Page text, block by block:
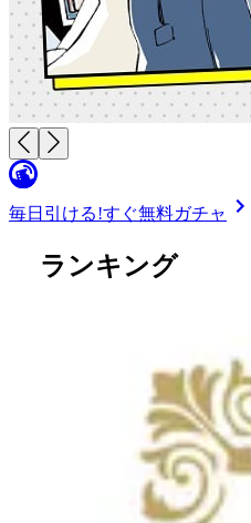
毎日引ける!すぐ無料ガチャ
ランキング